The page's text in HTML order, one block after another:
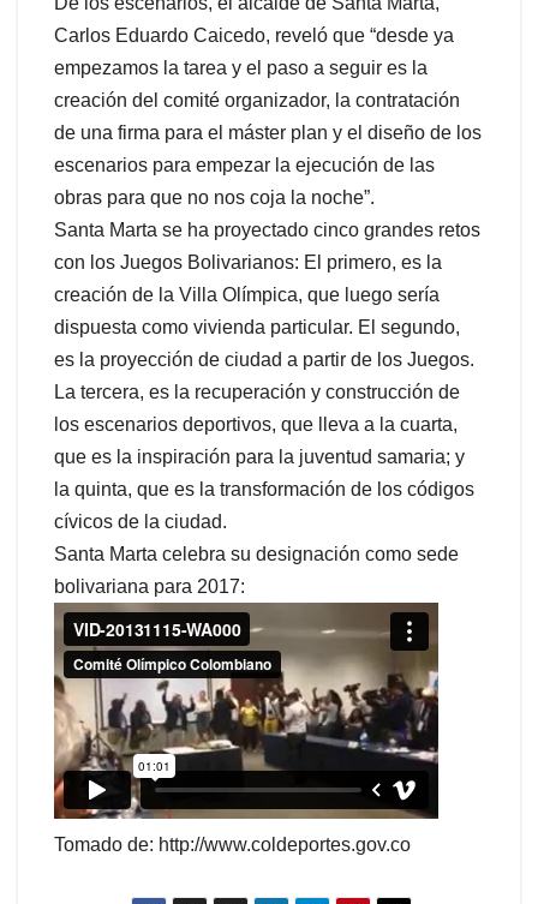
Carlos Eduardo Caicedo, reveló que “desde ya
empezamos la tarea y el paso a seguir es la
creación del comité organizador, la contratación
de una firma para el máster plan y el diseño de los
escenarios para empezar la ejecución de las
obras para que no nos coja la noche”.
Santa Marta se ha proyectado cinco grandes retos
con los Juegos Bolivarianos: El primero, es la
creación de la Villa Olímpica, que luego sería
dispuesta como vivienda particular. El segundo,
es la proyección de ciudad a partir de los Juegos.
La tercera, es la recuperación y construcción de
los escenarios deportivos, que lleva a la cuarta,
que es la inspiración para la juventud samaria; y
la quinta, que es la transformación de los códigos
cívicos de la ciudad.
Santa Marta celebra su designación como sede
bolivariana para 2017:
Tomado de: http://www.coldeportes.gov.co